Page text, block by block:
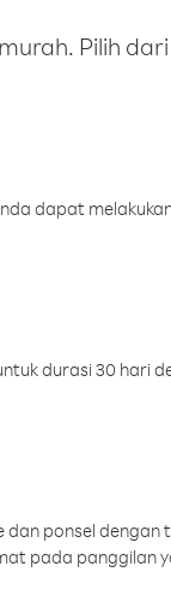
Pilih
dapat
durasi 30 hari
dan ponsel
pada panggilan